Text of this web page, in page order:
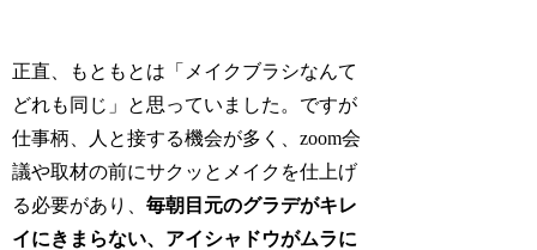
正直、もともとは「メイクブラシなんて
どれも同じ」と思っていました。ですが
仕事柄、人と接する機会が多く、zoom会
議や取材の前にサクッとメイクを仕上げ
る必要があり、毎朝目元のグラデがキレ
イにきまらない、アイシャドウがムラに